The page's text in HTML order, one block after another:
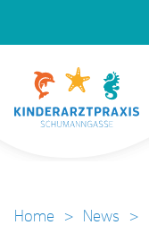
Home > News >